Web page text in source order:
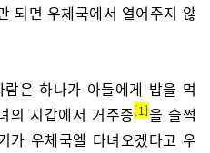
되면 우체국에서 열어주지 않
은 하나가 아들에게 밥을 먹
의 지갑에서 거주증 1 을 슬쩍
가 우체국엘 다녀오겠다고 우